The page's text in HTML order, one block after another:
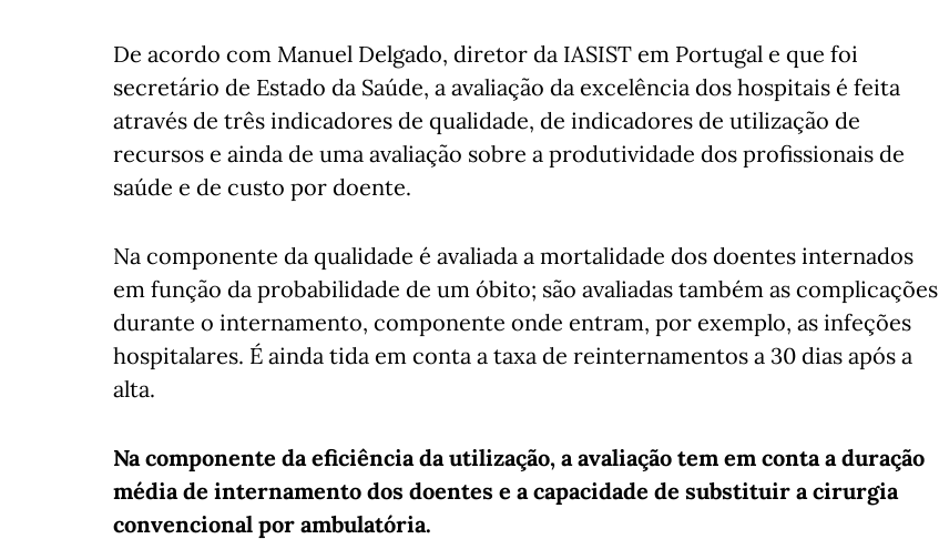
De acordo com Manuel Delgado, diretor da IASIST em Portugal e que foi
secretário de Estado da Saúde, a avaliação da excelência dos hospitais é feita
através de três indicadores de qualidade, de indicadores de utilização de
recursos e ainda de uma avaliação sobre a produtividade dos profissionais de
saúde e de custo por doente.
Na componente da qualidade é avaliada a mortalidade dos doentes internados
em função da probabilidade de um óbito; são avaliadas também as complicações
durante o internamento, componente onde entram, por exemplo, as infeções
hospitalares. É ainda tida em conta a taxa de reinternamentos a 30 dias após a
alta.
Na componente da eficiência da utilização, a avaliação tem em conta a duração
média de internamento dos doentes e a capacidade de substituir a cirurgia
convencional por ambulatória.